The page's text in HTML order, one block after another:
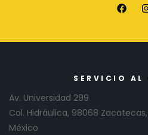
SERVICIO AL
Av. Universidad 299
Col. Hidráulica, 98068
México